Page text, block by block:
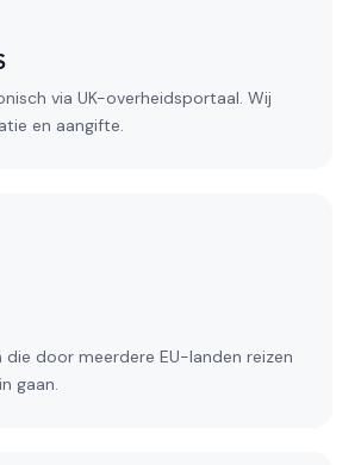
via UK-overheidsportaal. Wij
en aangifte.
die door meerdere EU-landen reizen
gaan.